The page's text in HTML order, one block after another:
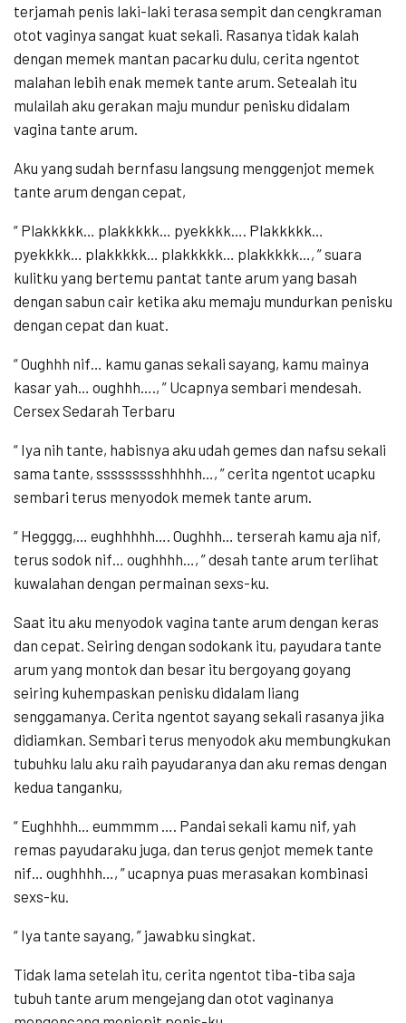
terjamah penis laki-laki terasa sempit dan cengkraman
otot vaginya sangat kuat sekali. Rasanya tidak kalah
dengan memek mantan pacarku dulu, cerita ngentot
malahan lebih enak memek tante arum. Setealah itu
mulailah aku gerakan maju mundur penisku didalam
vagina tante arum.
Aku yang sudah bernfasu langsung menggenjot memek
tante arum dengan cepat,
“ Plakkkkk… plakkkkk… pyekkkk…. Plakkkkk…
pyekkkk… plakkkkk… plakkkkk… plakkkkk…, ” suara
kulitku yang bertemu pantat tante arum yang basah
dengan sabun cair ketika aku memaju mundurkan penisku
dengan cepat dan kuat.
“ Oughhh nif… kamu ganas sekali sayang, kamu mainya
kasar yah… oughhh…., ” Ucapnya sembari mendesah.
Cersex Sedarah Terbaru
“ Iya nih tante, habisnya aku udah gemes dan nafsu sekali
sama tante, ssssssssshhhhh…, ” cerita ngentot ucapku
sembari terus menyodok memek tante arum.
“ Hegggg,… eughhhhh…. Oughhh… terserah kamu aja nif,
terus sodok nif… oughhhh…, ” desah tante arum terlihat
kuwalahan dengan permainan sexs-ku.
Saat itu aku menyodok vagina tante arum dengan keras
dan cepat. Seiring dengan sodokank itu, payudara tante
arum yang montok dan besar itu bergoyang goyang
seiring kuhempaskan penisku didalam liang
senggamanya. Cerita ngentot sayang sekali rasanya jika
didiamkan. Sembari terus menyodok aku membungkukan
tubuhku lalu aku raih payudaranya dan aku remas dengan
kedua tanganku,
“ Eughhhh… eummmm …. Pandai sekali kamu nif, yah
remas payudaraku juga, dan terus genjot memek tante
nif… oughhhh…, ” ucapnya puas merasakan kombinasi
sexs-ku.
“ Iya tante sayang, ” jawabku singkat.
Tidak lama setelah itu, cerita ngentot tiba-tiba saja
tubuh tante arum mengejang dan otot vaginanya